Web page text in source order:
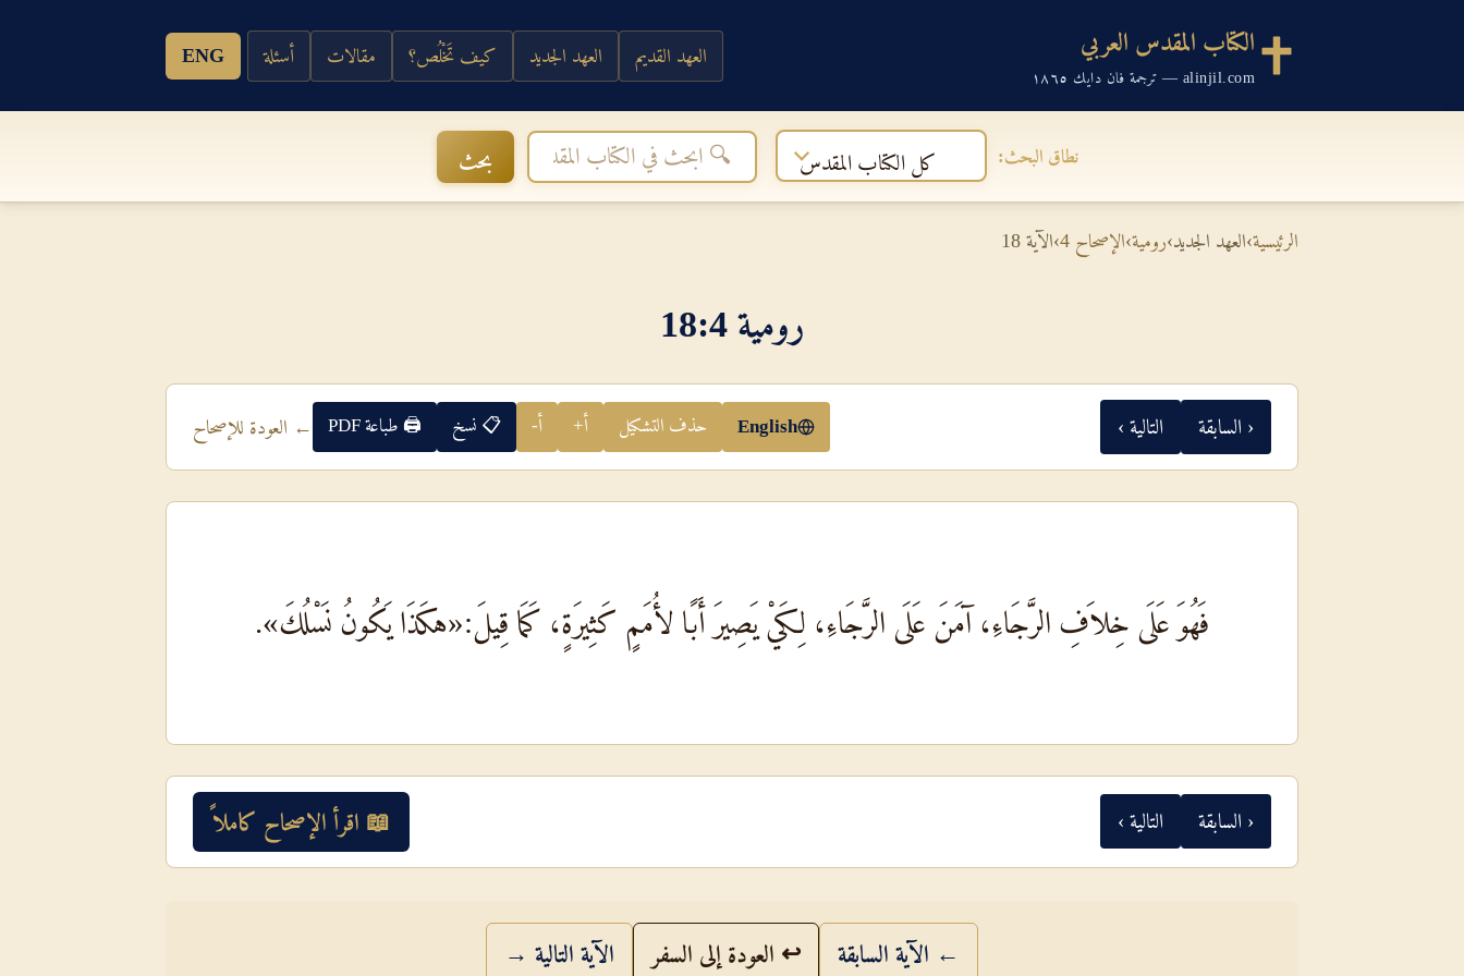
الكتاب المقدس العربي
alinjil.com — ترجمة فان دايك ١٨٦٥
العهد القديم العهد الجديد كيف تَخْلُص؟ مقالات أسئلة ENG
نطاق البحث: كل الكتاب المقدس بحث
الرئيسية›العهد الجديد›رومية›الإصحاح 4 ›الآية 18
رومية 4‏:‏18
‹ السابقة التالية › English حذف التشكيل أ+ أ- 📋 نسخ 🖨 طباعة PDF ← العودة للإصحاح
فَهُوَ عَلَى خِلاَفِ الرَّجَاءِ، آمَنَ عَلَى الرَّجَاءِ، لِكَيْ يَصِيرَ أَبًا لأُمَمٍ كَثِيرَةٍ، كَمَا قِيلَ:«هكَذَا يَكُونُ نَسْلُكَ».
‹ السابقة التالية › 📖 اقرأ الإصحاح كاملاً
← الآية السابقة ↩ العودة إلى السفر الآية التالية →